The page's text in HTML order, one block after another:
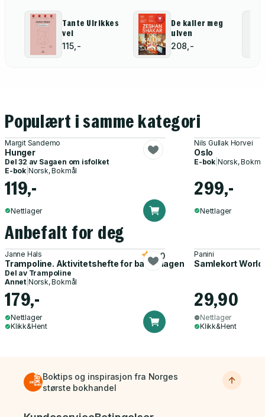
Tante Ulrikkes
vei
115,-
De kaller meg
ulven
208,-
Populært i samme kategori
Margit Sandemo
Hunger
Del 32 av Sagaen om isfolket
E-bok Norsk, Bokmål
119,-
Nettlager
Nils Gullak Horvei
Oslo
E-bok| Norsk,
299,-
Nettlager
Anbefalt for deg
Janne Hals
Trampoline. Aktivitetshefte for barnehagen
5.0
Del av Trampoline
Annet Norsk, Bokmål
179,-
Nettlager
Klikk&Hent
Panini
Samlekort
29,90
Nettlager
Klikk&Hent
Boktips og inspirasjon fra Norges
største bokhandel